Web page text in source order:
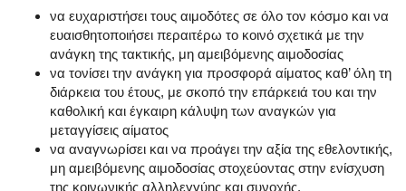
να ευχαριστήσει τους αιμοδότες σε όλο τον κόσμο και να
ευαισθητοποιήσει περαιτέρω το κοινό σχετικά με την
ανάγκη της τακτικής, μη αμειβόμενης αιμοδοσίας
να τονίσει την ανάγκη για προσφορά αίματος καθ’ όλη τη
διάρκεια του έτους, με σκοπό την επάρκειά του και την
καθολική και έγκαιρη κάλυψη των αναγκών για
μεταγγίσεις αίματος
να αναγνωρίσει και να προάγει την αξία της εθελοντικής,
μη αμειβόμενης αιμοδοσίας στοχεύοντας στην ενίσχυση
της κοινωνικής αλληλεγγύης και συνοχής.